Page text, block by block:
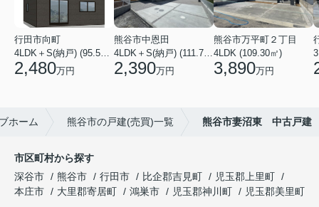
行田市向町
4LDK＋S(納戸) (95.58㎡)
2,480万円
熊谷市中恩田
4LDK＋S(納戸) (111.78㎡)
2,390万円
熊谷市万平町２丁目
4LDK (109.30㎡)
3,890万円
ホーム 熊谷市の戸建(売買)一覧 熊谷市妻沼東 中古戸建
市区町村から探す
深谷市
熊谷市 行田市 比企郡吉見町
児玉郡上里町
本庄市
大里郡寄居町 鴻巣市 児玉郡神川町
児玉郡美里町